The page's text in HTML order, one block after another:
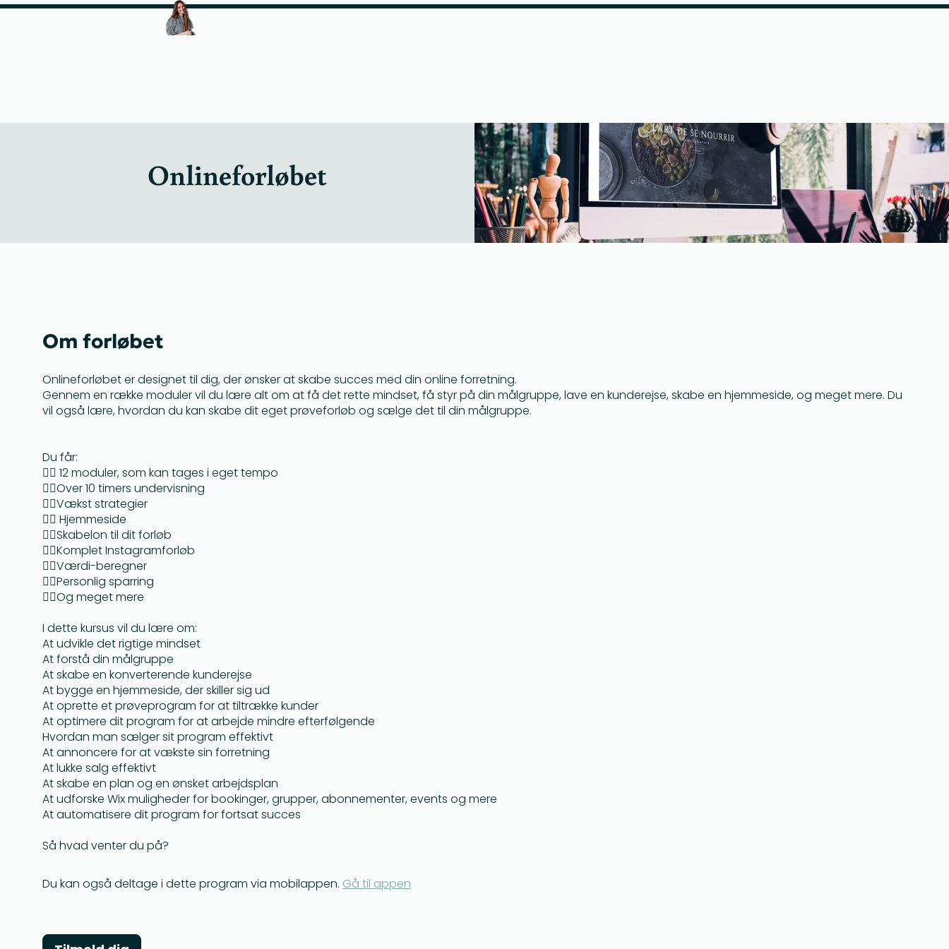
Onlineforløbet
Om forløbet
Onlineforløbet er designet til dig, der ønsker at skabe succes med din online forretning.
Gennem en række moduler vil du lære alt om at få det rette mindset, få styr på din målgruppe, lave en kunderejse, skabe en hjemmeside, og meget mere. Du
vil også lære, hvordan du kan skabe dit eget prøveforløb og sælge det til din målgruppe.
Du får:
👉🏼 12 moduler, som kan tages i eget tempo
👉🏼Over 10 timers undervisning
👉🏼Vækst strategier
👉🏼 Hjemmeside
👉🏼Skabelon til dit forløb
👉🏼Komplet Instagramforløb
👉🏼Værdi-beregner
👉🏼Personlig sparring
👆🏽Og meget mere
I dette kursus vil du lære om:
At udvikle det rigtige mindset
At forstå din målgruppe
At skabe en konverterende kunderejse
At bygge en hjemmeside, der skiller sig ud
At oprette et prøveprogram for at tiltrække kunder
At optimere dit program for at arbejde mindre efterfølgende
Hvordan man sælger sit program effektivt
At annoncere for at vækste sin forretning
At lukke salg effektivt
At skabe en plan og en ønsket arbejdsplan
At udforske Wix muligheder for bookinger, grupper, abonnementer, events og mere
At automatisere dit program for fortsat succes
Så hvad venter du på?
Du kan også deltage i dette program via mobilappen. Gå til appen